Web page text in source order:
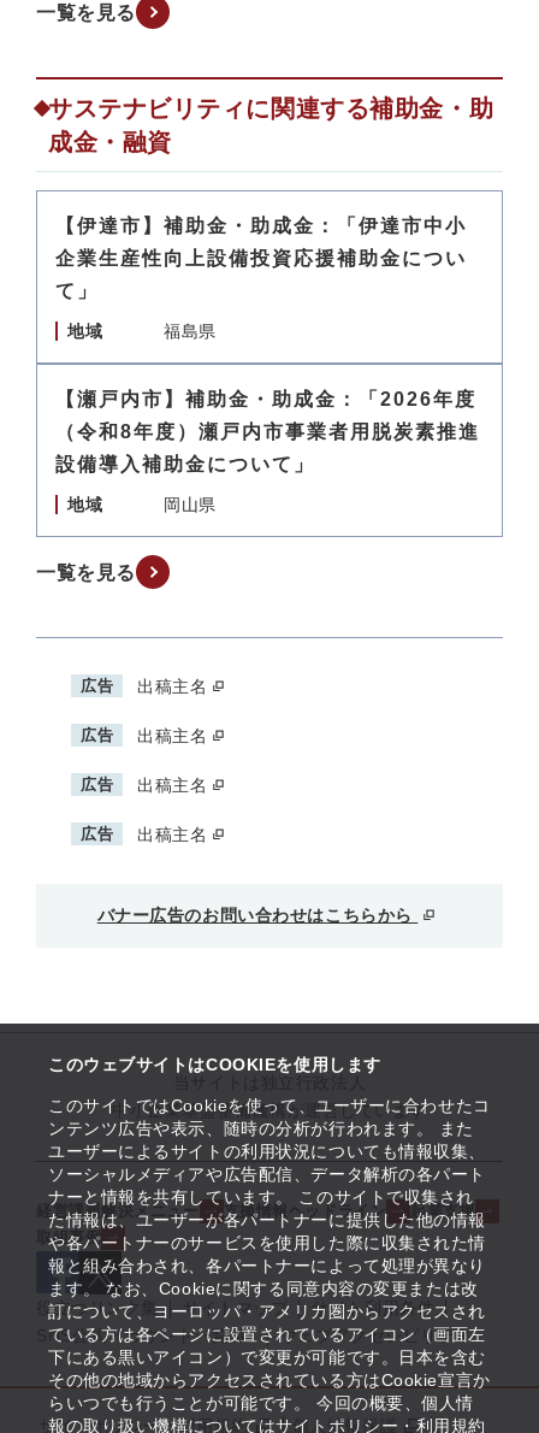
このウェブサイトはCOOKIEを使用します
このサイトではCookieを使って、ユーザーに合わせたコ
ンテンツ広告や表示、随時の分析が行われます。 また
ユーザーによるサイトの利用状況についても情報収集、
ソーシャルメディアや広告配信、データ解析の各パート
ナーと情報を共有しています。 このサイトで収集され
た情報は、ユーザーが各パートナーに提供した他の情報
や各パートナーのサービスを使用した際に収集された情
報と組み合わされ、各パートナーによって処理が異なり
ます。 なお、Cookieに関する同意内容の変更または改
訂について、ヨーロッパ・アメリカ圏からアクセスされ
ている方は各ページに設置されているアイコン（画面左
下にある黒いアイコン）で変更が可能です。日本を含む
その他の地域からアクセスされている方はCookie宣言か
らいつでも行うことが可能です。 今回の概要、個人情
報の取り扱い機構についてはサイトポリシー・利用規約
一覧を見る
サステナビリティに関連する補助金・助
成金・融資
【伊達市】補助金・助成金：「伊達市中小
企業生産性向上設備投資応援補助金につい
て」
地域 福島県
【瀬戸内市】補助金・助成金：「2026年度
（令和8年度）瀬戸内市事業者用脱炭素推進
設備導入補助金について」
地域 岡山県
一覧を見る
広告 出稿主名
広告 出稿主名
広告 出稿主名
広告 出稿主名
バナー広告のお問い合わせはこちらから
中小企業基盤整備機構が運営しています
経営課題解決メニュー 支援情報ヘッドライン
起業支援
取組事例
役立つリンク集 サイトマップ
サイト利用条件
SNS公式アカウント一覧
ウェブアクセシビリティ
サイトポリシー・利用規約 個人情報保護